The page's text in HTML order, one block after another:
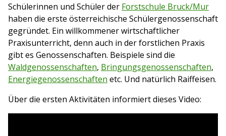
Schülerinnen und Schüler der Forstschule Bruck/Mur
haben die erste österreichische Schülergenossenschaft
gegründet. Ein willkommener wirtschaftlicher
Praxisunterricht, denn auch in der forstlichen Praxis
gibt es Genossenschaften. Beispiele sind die
Waldgenossenschaften, Bringungsgenossenschaften,
Energiegenossenschaften etc. Und natürlich Raiffeisen.
Über die ersten Aktivitäten informiert dieses Video: